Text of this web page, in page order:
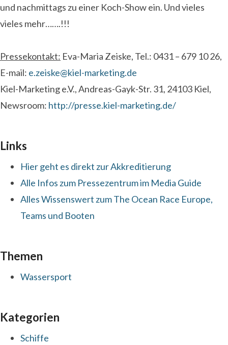
und nachmittags zu einer Koch-Show ein. Und vieles
vieles mehr…….!!!
Pressekontakt: Eva-Maria Zeiske, Tel.: 0431 – 679 10 26,
E-mail: e.zeiske@kiel-marketing.de
Kiel-Marketing e.V., Andreas-Gayk-Str. 31, 24103 Kiel,
Newsroom: http://presse.kiel-marketing.de/
Links
Hier geht es direkt zur Akkreditierung
Alle Infos zum Pressezentrum im Media Guide
Alles Wissenswert zum The Ocean Race Europe,
Teams und Booten
Themen
Wassersport
Kategorien
Schiffe